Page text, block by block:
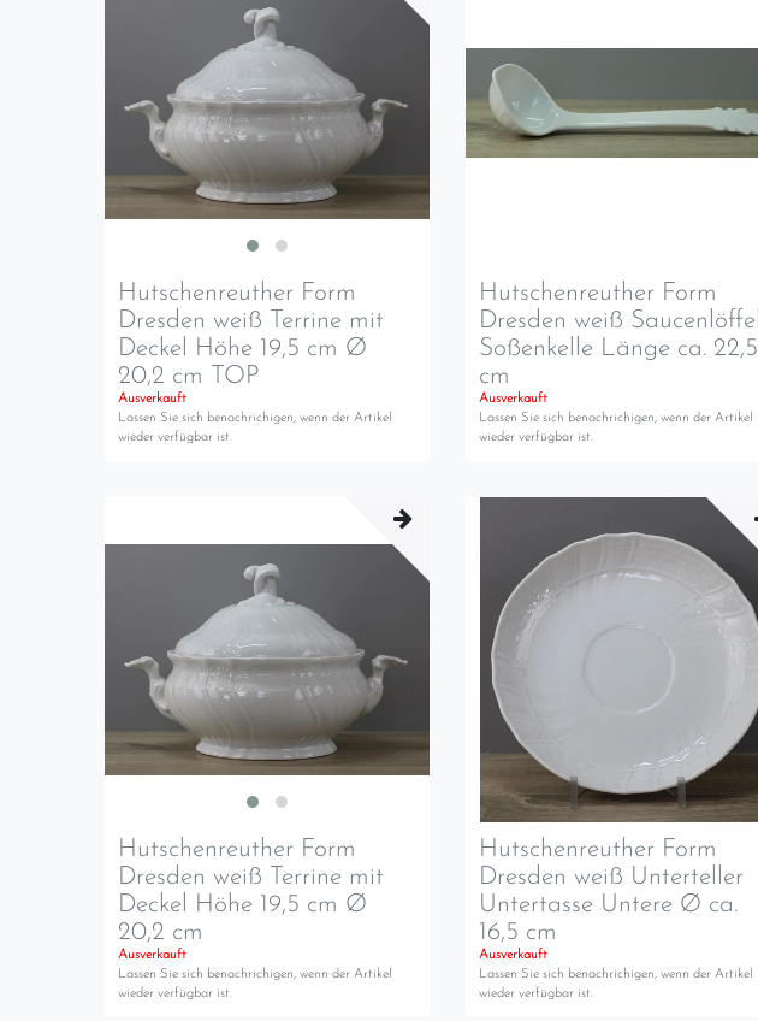
Hutschenreuther Form
Dresden weiß Terrine mit
Deckel Höhe 19,5 cm Ø
20,2 cm TOP
Ausverkauft
Lassen Sie sich benachrichigen, wenn der Artikel
wieder verfügbar ist.
Hutschenreuther Form
Dresden weiß Saucenlöffel
Soßenkelle Länge ca. 22,5
cm
Ausverkauft
Lassen Sie sich benachrichigen, wenn der Artikel
wieder verfügbar ist.
Hutschenreuther Form
Dresden weiß Terrine mit
Deckel Höhe 19,5 cm Ø
20,2 cm
Ausverkauft
Lassen Sie sich benachrichigen, wenn der Artikel
wieder verfügbar ist.
Hutschenreuther Form
Dresden weiß Unterteller
Untertasse Untere Ø ca.
16,5 cm
Ausverkauft
Lassen Sie sich benachrichigen, wenn der Artikel
wieder verfügbar ist.